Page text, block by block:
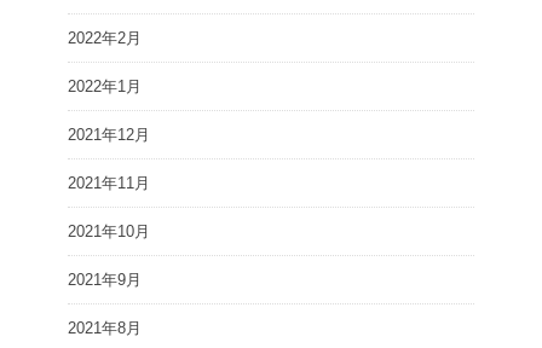
2022年2月
2022年1月
2021年12月
2021年11月
2021年10月
2021年9月
2021年8月